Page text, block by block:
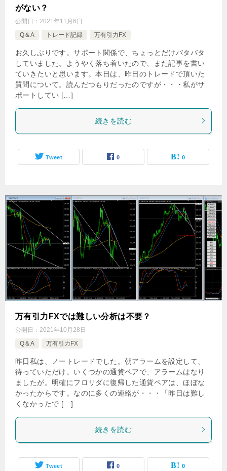
がない？
公開日： 2021年11月6日
Q＆A
トレード記録 万有引力FX
お久しぶりです。サポート関係で、ちょっとだけバタバタ
していました。ようやく落ち着いたので、また記事を書い
ていきたいと思います。本日は、昨日のトレードで頂いた
質問について。読んだつもりだったのですが・・・私がサ
ポートしてい […]
続きを読む
Tweet 0 0
万有引力FXでは難しい分析は不要？
公開日： 2021年10月28日
Q＆A
万有引力FX
昨日私は、ノートレードでした。朝アラームを設定して、
待っていただけ。いくつかの通貨ペアで、アラームはなり
ましたが。明確にフロリダに復帰した通貨ペアは、ほぼな
かったからです。なのに多くの連絡が・・・「昨日は難し
くなかったで […]
続きを読む
Tweet 0 0